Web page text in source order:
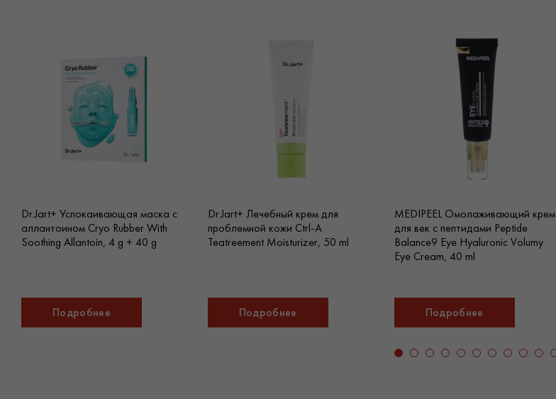
Dr.Jart+ Успокаивающая маска с
аллантоином Cryo Rubber With
Soothing Allantoin, 4 g + 40 g
Подробнее
Dr.Jart+ Лечебный крем для
проблемной кожи Ctrl-A
Teatreement Moisturizer, 50 ml
Подробнее
MEDIPEEL Омолаживающий крем
для век с пептидами Peptide
Balance9 Eye Hyaluronic Volumy
Eye Cream, 40 ml
Подробнее